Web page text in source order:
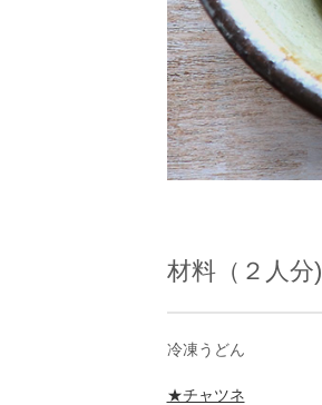
材料（２人分)
冷凍うどん
★チャツネ